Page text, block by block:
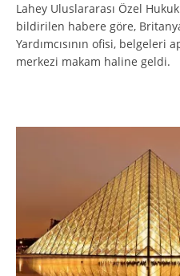
Lahey Uluslararası Özel
bildirilen habere göre,
Yardımcısının ofisi, belgeleri
merkezi makam haline geldi.